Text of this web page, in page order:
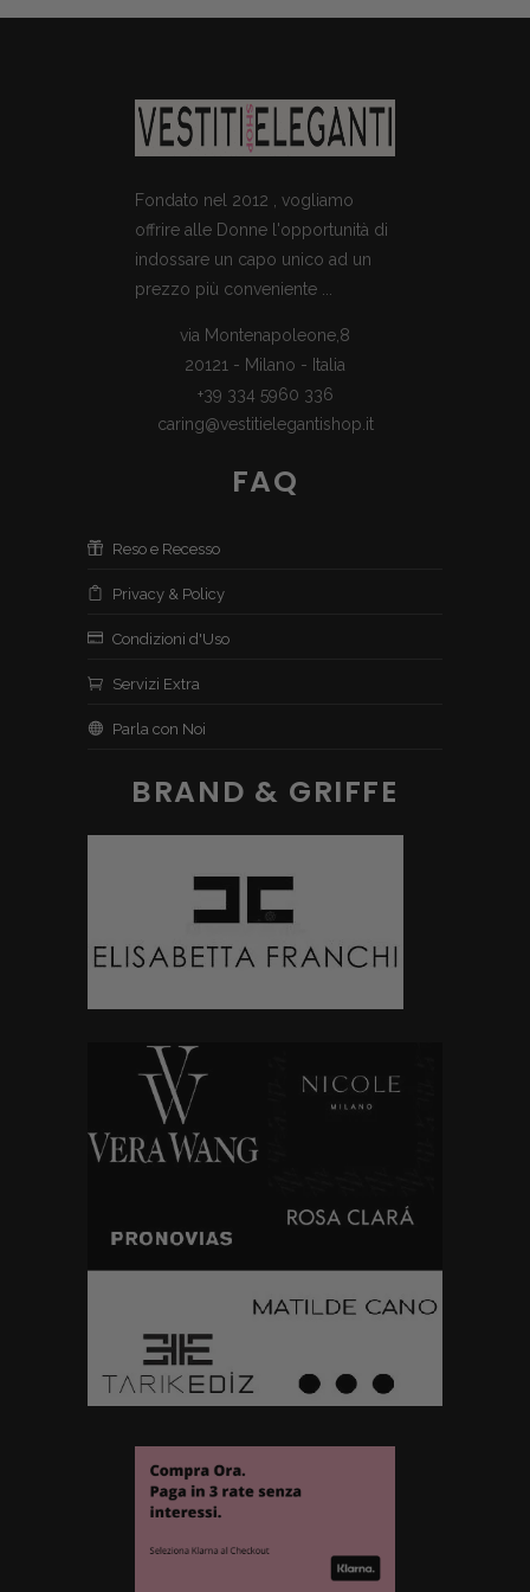
Fondato nel 2012 , vogliamo
offrire alle Donne l'opportunità di
indossare un capo unico ad un
prezzo più conveniente ...
via Montenapoleone,8
20121 - Milano - Italia
+39 334 5960 336
caring@vestitielegantishop.it
FAQ
Reso e Recesso
Privacy & Policy
Condizioni d'Uso
Servizi Extra
Parla con Noi
BRAND & GRIFFE